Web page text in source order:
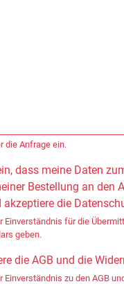
die Anfrage ein.
dass meine Daten
Bestellung an den
akzeptiere die
Einverständnis für die
geben.
die AGB und die
Einverständnis zu den AGB